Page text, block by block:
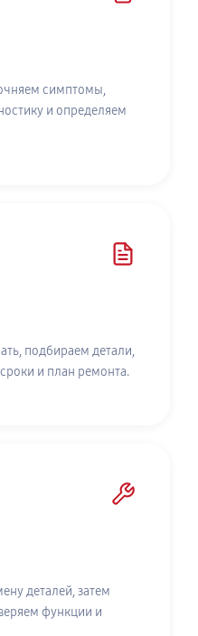
симптомы,
и определяем
подбираем детали,
и план ремонта.
деталей, затем
функции и